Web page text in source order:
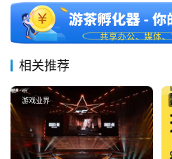
相关推荐
游戏业界